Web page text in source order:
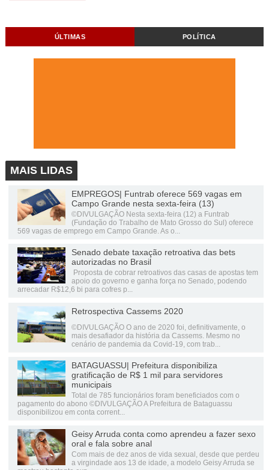
ÚLTIMAS POLÍTICA
MAIS LIDAS
EMPREGOS| Funtrab oferece 569 vagas em
Campo Grande nesta sexta-feira (13)
©DIVULGAÇÃO Nesta sexta-feira (12) a Funtrab
(Fundação do Trabalho de Mato Grosso do Sul) oferece
569 vagas de emprego em Campo Grande. As o...
Senado debate taxação retroativa das bets
autorizadas no Brasil
Proposta de cobrar retroativos das casas de apostas tem
apoio do governo e ganha força no Senado, podendo
arrecadar R$12,6 bi para cofres p...
Retrospectiva Cassems 2020
©DIVULGAÇÃO O ano de 2020 foi, definitivamente, o
mais desafiador da história da Cassems. Mesmo no
cenário de pandemia da Covid-19, com trab...
BATAGUASSU| Prefeitura disponibiliza
gratificação de R$ 1 mil para servidores
municipais
Total de 785 funcionários foram beneficiados com o
pagamento do abono ©DIVULGAÇÃO A Prefeitura de Bataguassu
disponibilizou em conta corrent...
Geisy Arruda conta como aprendeu a fazer sexo
oral e fala sobre anal
Com mais de dez anos de vida sexual, desde que perdeu
a virgindade aos 13 de idade, a modelo Geisy Arruda se